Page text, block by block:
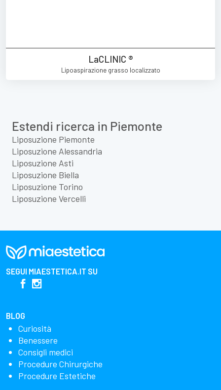
LaCLINIC ®
Lipoaspirazione grasso localizzato
Estendi ricerca in Piemonte
Liposuzione Piemonte
Liposuzione Alessandria
Liposuzione Asti
Liposuzione Biella
Liposuzione Torino
Liposuzione Vercelli
SEGUI MIAESTETICA.IT SU
BLOG
Curiosità
Benessere
Consigli medici
Procedure Chirurgiche
Procedure Estetiche